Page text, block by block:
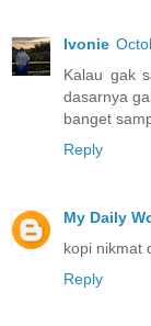
Ivonie
Kalau gak
dasarnya
banget
Reply
My Daily
kopi nikmat
Reply